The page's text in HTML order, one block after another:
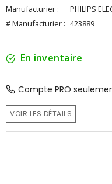
Manufacturier :
PHILIPS
# Manufacturier : 423889
En inventaire
Compte PRO
VOIR LES DÉTAILS